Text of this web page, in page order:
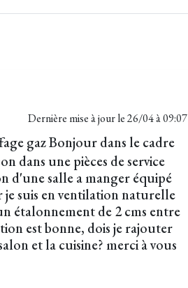
Dernière mise à jour le26/04 à 09:07
gaz Bonjour dans le cadre
dans une pièces de service
d'une salle a manger équipé
je suis en ventilation naturelle
étalonnement de 2 cms entre
est bonne, dois je rajouter
et la cuisine? merci à vous